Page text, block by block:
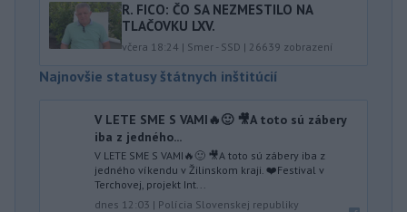
R. FICO: ČO SA NEZMESTILO NA
TLAČOVKU LXV.
včera 18:24 | Smer - SSD | 26639 zobrazení
Najnovšie statusy štátnych inštitúcií
V LETE SME S VAMI🔥🙂 🎥A toto sú zábery
iba z jedného...
V LETE SME S VAMI🔥🙂 🎥A toto sú zábery iba z
jedného víkendu v Žilinskom kraji. ❤️Festival v
Terchovej, projekt Int...
dnes 12:03 | Polícia Slovenskej republiky